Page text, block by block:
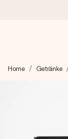
Wir bereiten
blitzschnell –
überreichen
4,8
Home Getränke